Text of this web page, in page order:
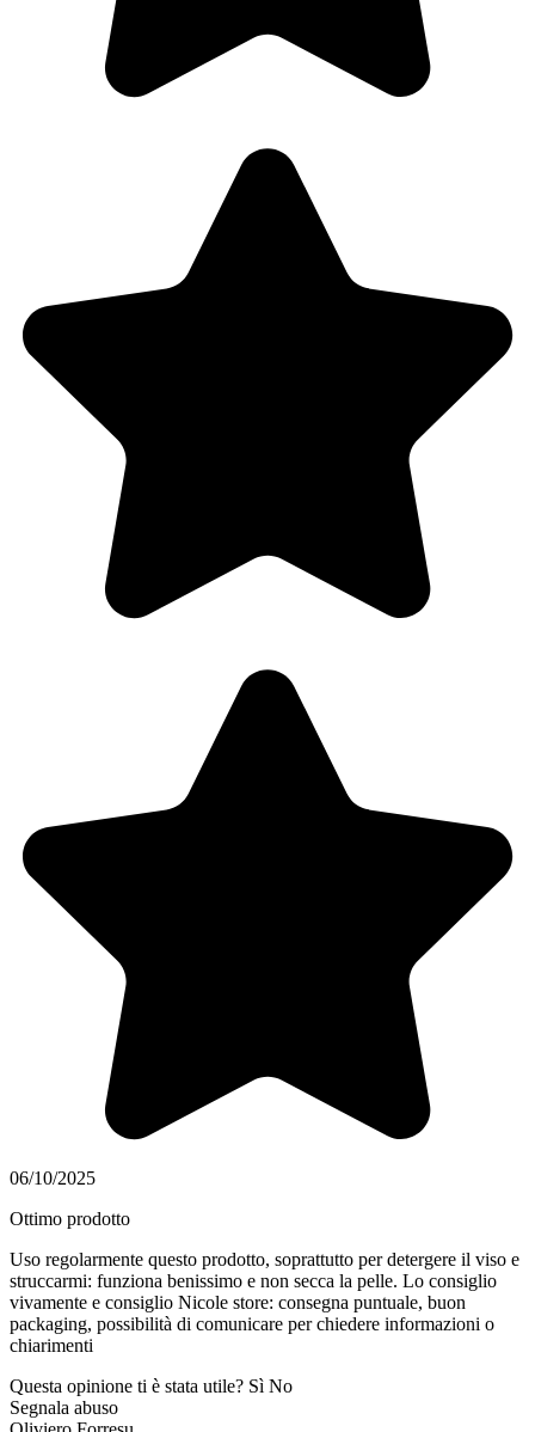
06/10/2025
Ottimo prodotto
Uso regolarmente questo prodotto, soprattutto per detergere il viso e
struccarmi: funziona benissimo e non secca la pelle. Lo consiglio
vivamente e consiglio Nicole store: consegna puntuale, buon
packaging, possibilità di comunicare per chiedere informazioni o
chiarimenti
Questa opinione ti è stata utile? Sì No
Segnala abuso